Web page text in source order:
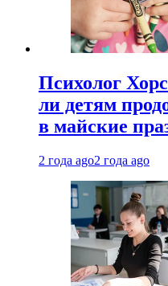
Психолог
ли детям
в майские
2 года ago2 года ago